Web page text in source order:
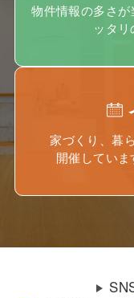
物件情報の多さ
ッタリ
家づくり、暮
開催していま